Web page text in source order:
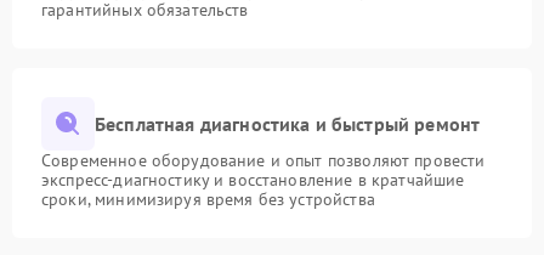
гарантийных обязательств
Бесплатная диагностика и быстрый ремонт
Современное оборудование и опыт позволяют провести
экспресс-диагностику и восстановление в кратчайшие
сроки, минимизируя время без устройства